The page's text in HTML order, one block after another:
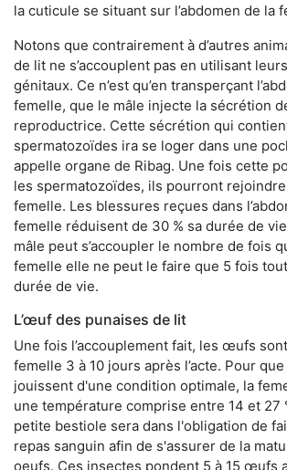
la cuticule se situant sur l’abdomen de la
Notons que contrairement à d’autres
de lit ne s’accouplent pas en utilisant
génitaux. Ce n’est qu’en transperçant
femelle, que le mâle injecte la sécrétion
reproductrice. Cette sécrétion qui
spermatozoïdes ira se loger dans une
appelle organe de Ribag. Une fois cette
les spermatozoïdes, ils pourront
femelle. Les blessures reçues dans
femelle réduisent de 30 % sa durée de
mâle peut s’accoupler le nombre de fois
femelle elle ne peut le faire que 5 fois
durée de vie.
L’œuf des punaises de lit
Une fois l’accouplement fait, les œufs
femelle 3 à 10 jours après l’acte. Pour
jouissent d'une condition optimale, la
une température comprise entre 14 et 27
petite bestiole sera dans l'obligation de
repas sanguin afin de s'assurer de la
oeufs. Ces insectes pondent 5 à 15 œufs